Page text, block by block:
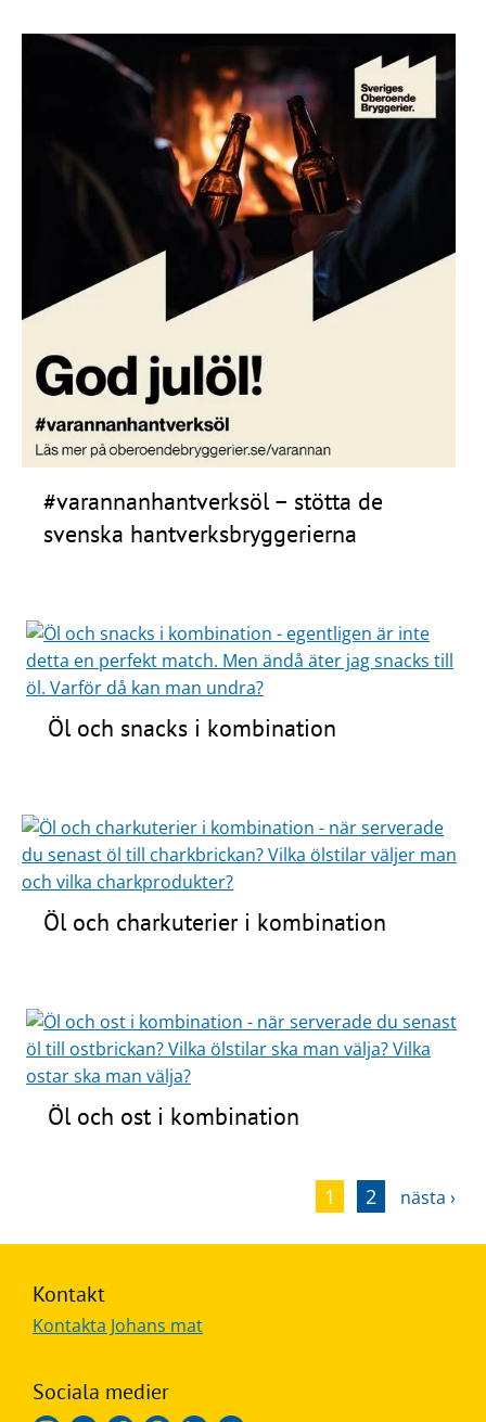
#varannanhantverksöl – stötta de
svenska hantverksbryggerierna
Öl och snacks i kombination
Öl och charkuterier i kombination
Öl och ost i kombination
1 2 nästa ›
Kontakt
Kontakta Johans mat
Sociala medier